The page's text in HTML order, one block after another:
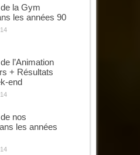
la Gym
les années 90
l’Animation
+ Résultats
end
nos
les années